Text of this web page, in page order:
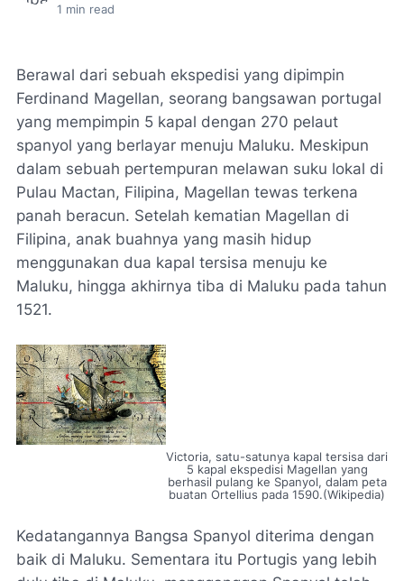
1 min read
Berawal dari sebuah ekspedisi yang dipimpin
Ferdinand Magellan, seorang bangsawan portugal
yang mempimpin 5 kapal dengan 270 pelaut
spanyol yang berlayar menuju Maluku. Meskipun
dalam sebuah pertempuran melawan suku lokal di
Pulau Mactan, Filipina, Magellan tewas terkena
panah beracun. Setelah kematian Magellan di
Filipina, anak buahnya yang masih hidup
menggunakan dua kapal tersisa menuju ke
Maluku, hingga akhirnya tiba di Maluku pada tahun
1521.
Victoria, satu-satunya kapal tersisa dari
5 kapal ekspedisi Magellan yang
berhasil pulang ke Spanyol, dalam peta
buatan Ortellius pada 1590.(Wikipedia)
Kedatangannya Bangsa Spanyol diterima dengan
baik di Maluku. Sementara itu Portugis yang lebih